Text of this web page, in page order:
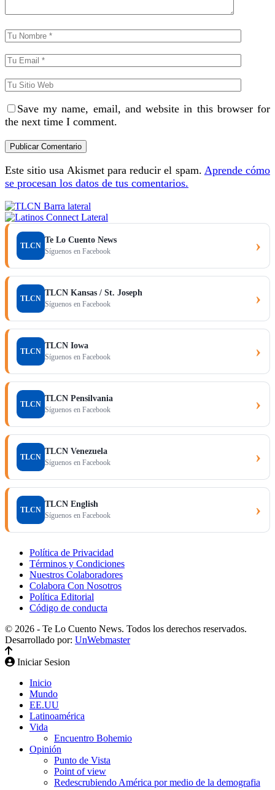
Save my name, email, and website in this browser for
the next time I comment.
Este sitio usa Akismet para reducir el spam. Aprende cómo
se procesan los datos de tus comentarios.
TLCN
Te Lo Cuento News
Síguenos en Facebook ›
TLCN
TLCN Kansas / St. Joseph
Síguenos en Facebook ›
TLCN
TLCN Iowa
Síguenos en Facebook ›
TLCN
TLCN Pensilvania
Síguenos en Facebook ›
TLCN
TLCN Venezuela
Síguenos en Facebook ›
TLCN
TLCN English
Síguenos en Facebook ›
Política de Privacidad
Términos y Condiciones
Nuestros Colaboradores
Colabora Con Nosotros
Política Editorial
Código de conducta
© 2026 - Te Lo Cuento News. Todos los derechos reservados.
Desarrollado por: UnWebmaster
Iniciar Sesion
Inicio
Mundo
EE.UU
Latinoamérica
Vida
Encuentro Bohemio
Opinión
Punto de Vista
Point of view
Redescrubiendo América por medio de la demografia